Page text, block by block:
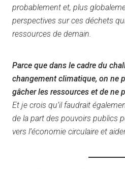
probablement et, plus
perspectives sur ces déchets
ressources de demain.
Parce que dans le cadre du
changement climatique, on ne
gâcher les ressources et de ne
Et je crois qu’il faudrait
de la part des pouvoirs publics
vers l’économie circulaire et